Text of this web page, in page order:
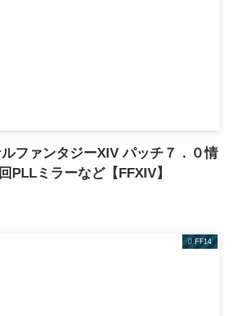
ルファンタジーXIV パッチ７．０情
ミラーなど【FFXIV】
FF14